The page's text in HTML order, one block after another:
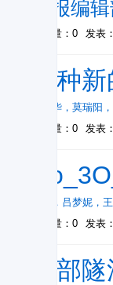
学报编
被引量：0 发表
一种
赵明华 ， 莫瑞阳 ，
被引量：0
发表
， 吕梦妮 ，
被引量：0
发表
深部